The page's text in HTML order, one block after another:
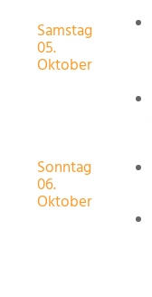
Samstag
05.
Oktober
Sonntag
06.
Oktober